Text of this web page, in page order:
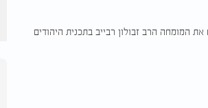
המומחה הרב זבולון רבייב בתכנית היהודים